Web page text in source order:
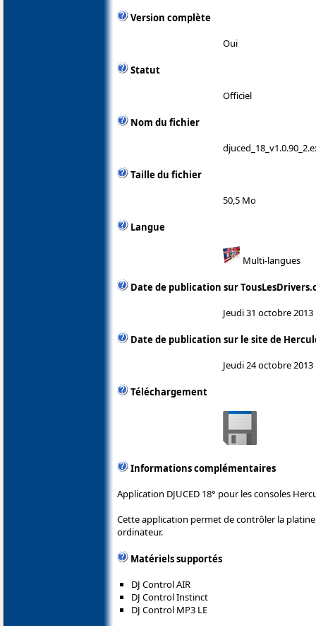
Version complète
Oui
Statut
Officiel
Nom du fichier
Taille du fichier
50,5 Mo
Langue
Multi-langues
Date de publication sur
Jeudi 31 octobre 2013
Date de publication sur le site de
Jeudi 24 octobre 2013
Téléchargement
Informations complémentaires
Application DJUCED 18° pour les consoles
Cette application permet de contrôler la
ordinateur.
Matériels supportés
DJ Control AIR
DJ Control Instinct
DJ Control MP3 LE